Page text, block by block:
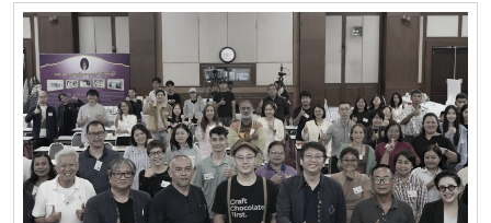
โรงพยาบาลหนองบัวระเหว จังหวัดชัยภูมิ และผู้ก่อตั้งเพลินไพรอ
อร์แกนิก SE ร่วมแลกเปลี่ยนแนวทางการพัฒนาเศรษฐกิจพื้นที่
ผ่านการเชื่อมโยงงานวิจัย การแพทย์แผนไทย และการสร้างระบบ
นิเวศธุรกิจสมุนไพร นอกจากนี้ ภายในงานยังมี หน่วยแพทย์แผน
ไทยเคลื่อนที่ ให้บริการตรวจธาตุเจ้าเรือน ให้คำปรึกษาด้าน
สุขภาพ การนวดไทยเพื่อการบำบัด และให้ความรู้ด้านการใช้
สมุนไพรอย่างถูกต้องและปลอดภัย รวมถึงการนำเสนอ Impact
SE Thailand – National Incubation & Acceleration
อย่างต่อเนื่อง การตรวจประเมินครั้งนี้ดำเนินการโดยคณะผู้ตรวจ
ประเมินผู้ทรงคุณวุฒิ ประกอบด้วย นางรวิวรรณ อาจสำอาง
หัวหน้าผู้ตรวจประเมิน พร้อมด้วย นางสาวจรีรัตน์ กุศลวิริยะวงศ์,
นายวิทยา บัวศรี และ นางสาวพรรณชรินทร์ ศรัทธา ผู้ตรวจ
ประเมินด้านวิชาการ โดยมี นางสาวพัฒราภรณ์ แจ้งเขว้า ทำ
หน้าที่ผู้ประสานงาน การตรวจประเมินดังกล่าวมุ่งเน้นการติดตาม
และประเมินความสามารถของห้องปฏิบัติการทดสอบให้เป็นไปตาม
ข้อกำหนดของระบบคุณภาพ สร้างความเชื่อมั่นต่อผู้รับบริการ